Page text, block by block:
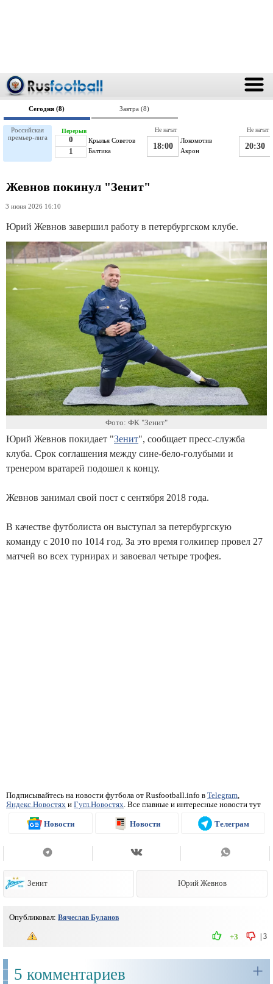
Сегодня (8) Завтра (8)
Российская
премьер-лига
Крылья Советов
0
1
Балтика
Перерыв
Локомотив
18:00 Акрон
Не начат
20:30
Не начат
Жевнов покинул "Зенит"
3 июня 2026 16:10
Юрий Жевнов завершил работу в петербургском клубе.
Фото: ФК "Зенит"
Юрий Жевнов покидает "Зенит", сообщает пресс-служба
клуба. Срок соглашения между сине-бело-голубыми и
тренером вратарей подошел к концу.
Жевнов занимал свой пост с сентября 2018 года.
В качестве футболиста он выступал за петербургскую
команду с 2010 по 1014 год. За это время голкипер провел 27
матчей во всех турнирах и завоевал четыре трофея.
Подписывайтесь на новости футбола от Rusfootball.info в Telegram,
Яндекс.Новостях и Гугл.Новостях. Все главные и интересные новости тут
Новости Новости Телеграм
Зенит Юрий Жевнов
Опубликовал: Вячеслав Буланов
3
+3
5 комментариев +